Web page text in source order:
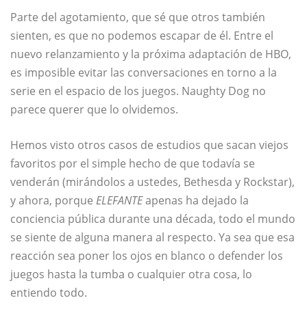
Parte del agotamiento, que sé que otros también
sienten, es que no podemos escapar de él. Entre el
nuevo relanzamiento y la próxima adaptación de HBO,
es imposible evitar las conversaciones en torno a la
serie en el espacio de los juegos. Naughty Dog no
parece querer que lo olvidemos.
Hemos visto otros casos de estudios que sacan viejos
favoritos por el simple hecho de que todavía se
venderán (mirándolos a ustedes, Bethesda y Rockstar),
y ahora, porque ELEFANTEapenas ha dejado la
conciencia pública durante una década, todo el mundo
se siente de alguna manera al respecto. Ya sea que esa
reacción sea poner los ojos en blanco o defender los
juegos hasta la tumba o cualquier otra cosa, lo
entiendo todo.